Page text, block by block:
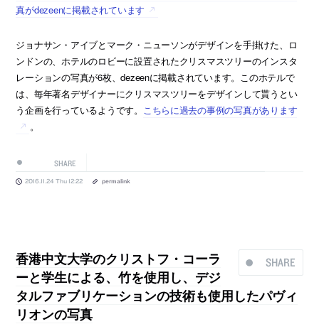
真がdezeenに掲載されています
ジョナサン・アイブとマーク・ニューソンがデザインを手掛けた、ロ
ンドンの、ホテルのロビーに設置されたクリスマスツリーのインスタ
レーションの写真が6枚、dezeenに掲載されています。このホテルで
は、毎年著名デザイナーにクリスマスツリーをデザインして貰うとい
う企画を行っているようです。 こちらに過去の事例の写真があります
。
SHARE
2016.11.24 Thu 12:22 permalink
SHARE
香港中文大学のクリストフ・コーラ
ーと学生による、竹を使用し、デジ
タルファブリケーションの技術も使用したパヴィ
リオンの写真